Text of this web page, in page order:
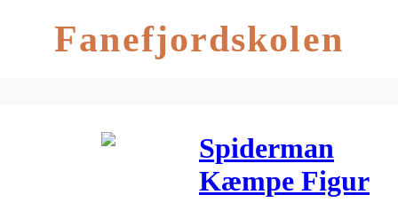
Fanefjordskolen
Spiderman
Kæmpe Figur